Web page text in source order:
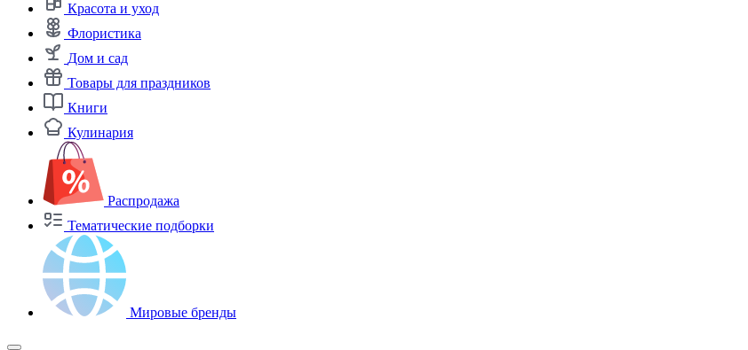
Красота и уход
Флористика
Дом и сад
Товары для праздников
Книги
Кулинария
Распродажа
Тематические подборки
Мировые бренды